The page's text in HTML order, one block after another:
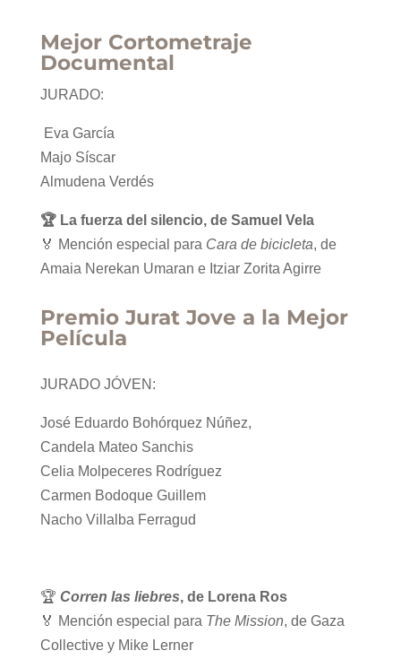
Mejor Cortometraje
Documental
JURADO:
Eva García
Majo Síscar
Almudena Verdés
🏆 La fuerza del silencio, de Samuel Vela
🏅 Mención especial para Cara de bicicleta, de
Amaia Nerekan Umaran e Itziar Zorita Agirre
Premio Jurat Jove a la Mejor
Película
JURADO JÓVEN:
José Eduardo Bohórquez Núñez,
Candela Mateo Sanchis
Celia Molpeceres Rodríguez
Carmen Bodoque Guillem
Nacho Villalba Ferragud
🏆 Corren las liebres, de Lorena Ros
🏅 Mención especial para The Mission, de Gaza
Collective y Mike Lerner